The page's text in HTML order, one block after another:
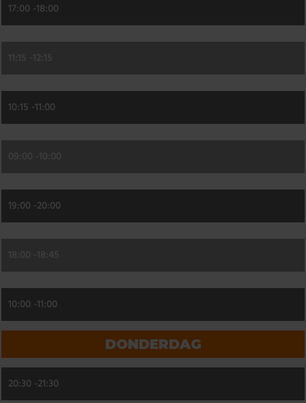
17:00 -18:00
11:15 - 12:15
10:15 -11:00
09:00 - 10:00
19:00 -20:00
18:00 - 18:45
10:00 -11:00
DONDERDAG
20:30 -21:30